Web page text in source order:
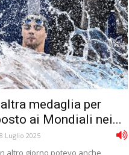
medaglia per
ai Mondiali nei...
Luglio 2025
altro giorno potevo anche